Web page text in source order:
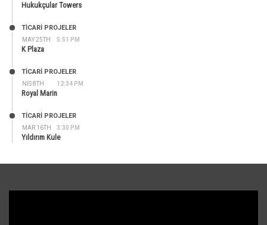
Hukukçular Towers
MAY 25TH 5:51 PM
TİCARİ PROJELER
K Plaza
NIS 8TH 12:34 PM
TİCARİ PROJELER
Royal Marin
MAR 16TH 3:30 PM
TİCARİ PROJELER
Yıldırım Kule